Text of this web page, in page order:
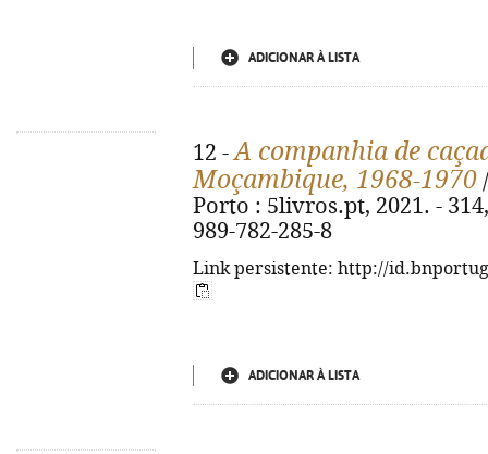
ADICIONAR À LISTA
12 -A companhia de
Moçambique, 1968-1970
Porto : 5livros.pt, 2021. -
989-782-285-8
Link persistente: http://
ADICIONAR À LISTA